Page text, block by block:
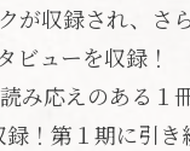
が収録され、さ
ビューを収録！
み応えのある１
！第１期に引